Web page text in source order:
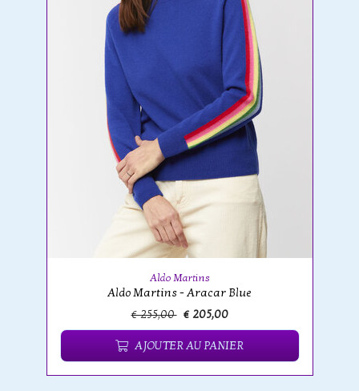
Aldo Martins
Aldo Martins - Aracar Blue
€ 255,00 € 205,00
AJOUTER AU PANIER